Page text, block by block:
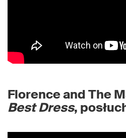
Florence and The
Best Dress,